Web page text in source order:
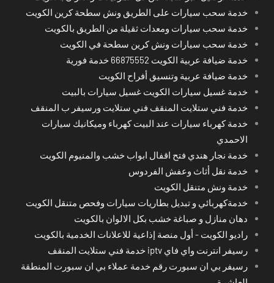
خدمة سحب سيارات على الطريق ونش سطحة كرين الكويت
خدمة سحب سيارات ومعدات ثقيلة من الطريق بالكويت
خدمة سحب سيارات ونش كرين سطحة في الكويت
خدمة ضيافة عربية الكويت 66875552 خدمة فورية
خدمة ضيافة عربية وتنسيق أفراح الكويت
خدمة غسيل سيارات الكويت غسيل سيارات بالبيت
خدمة فني ستلايت المنقف فني ستلايت ورسيفر ب المنقف
خدمة كهرباء سيارات عند البيت كهرباء وميكانيك سيارات
الاحمدي
خدمة نجار هندي فتح اقفال ابواب خشب والمنيوم الكويت
خدمة نقل أثاث وعفش الفردوس
خدمة ونش متنقل الكويت
خدمةكهربائي و تبديل بطاريات سيارات وفحص متنقل الكويت
دهان منازل و صباغة خشب بكل الالوان بالكويت
راديو الكويت - أول منصة إذاعية للاعلانات الخدمية بالكويت
رسيفر انترنت واي فاي iptv خدمة فني ستلايت المنقف
رسيفر بي ان سبورت رقم خدمة عملاء بي ان سبورت المنطقة